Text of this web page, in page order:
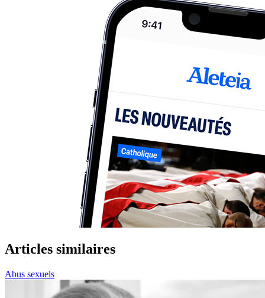
Articles similaires
Abus sexuels